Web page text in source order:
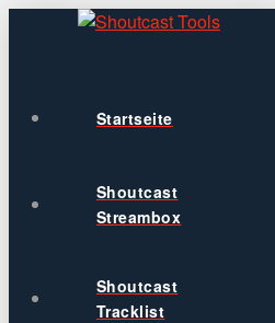
Startseite
Shoutcast
Streambox
Shoutcast
Tracklist